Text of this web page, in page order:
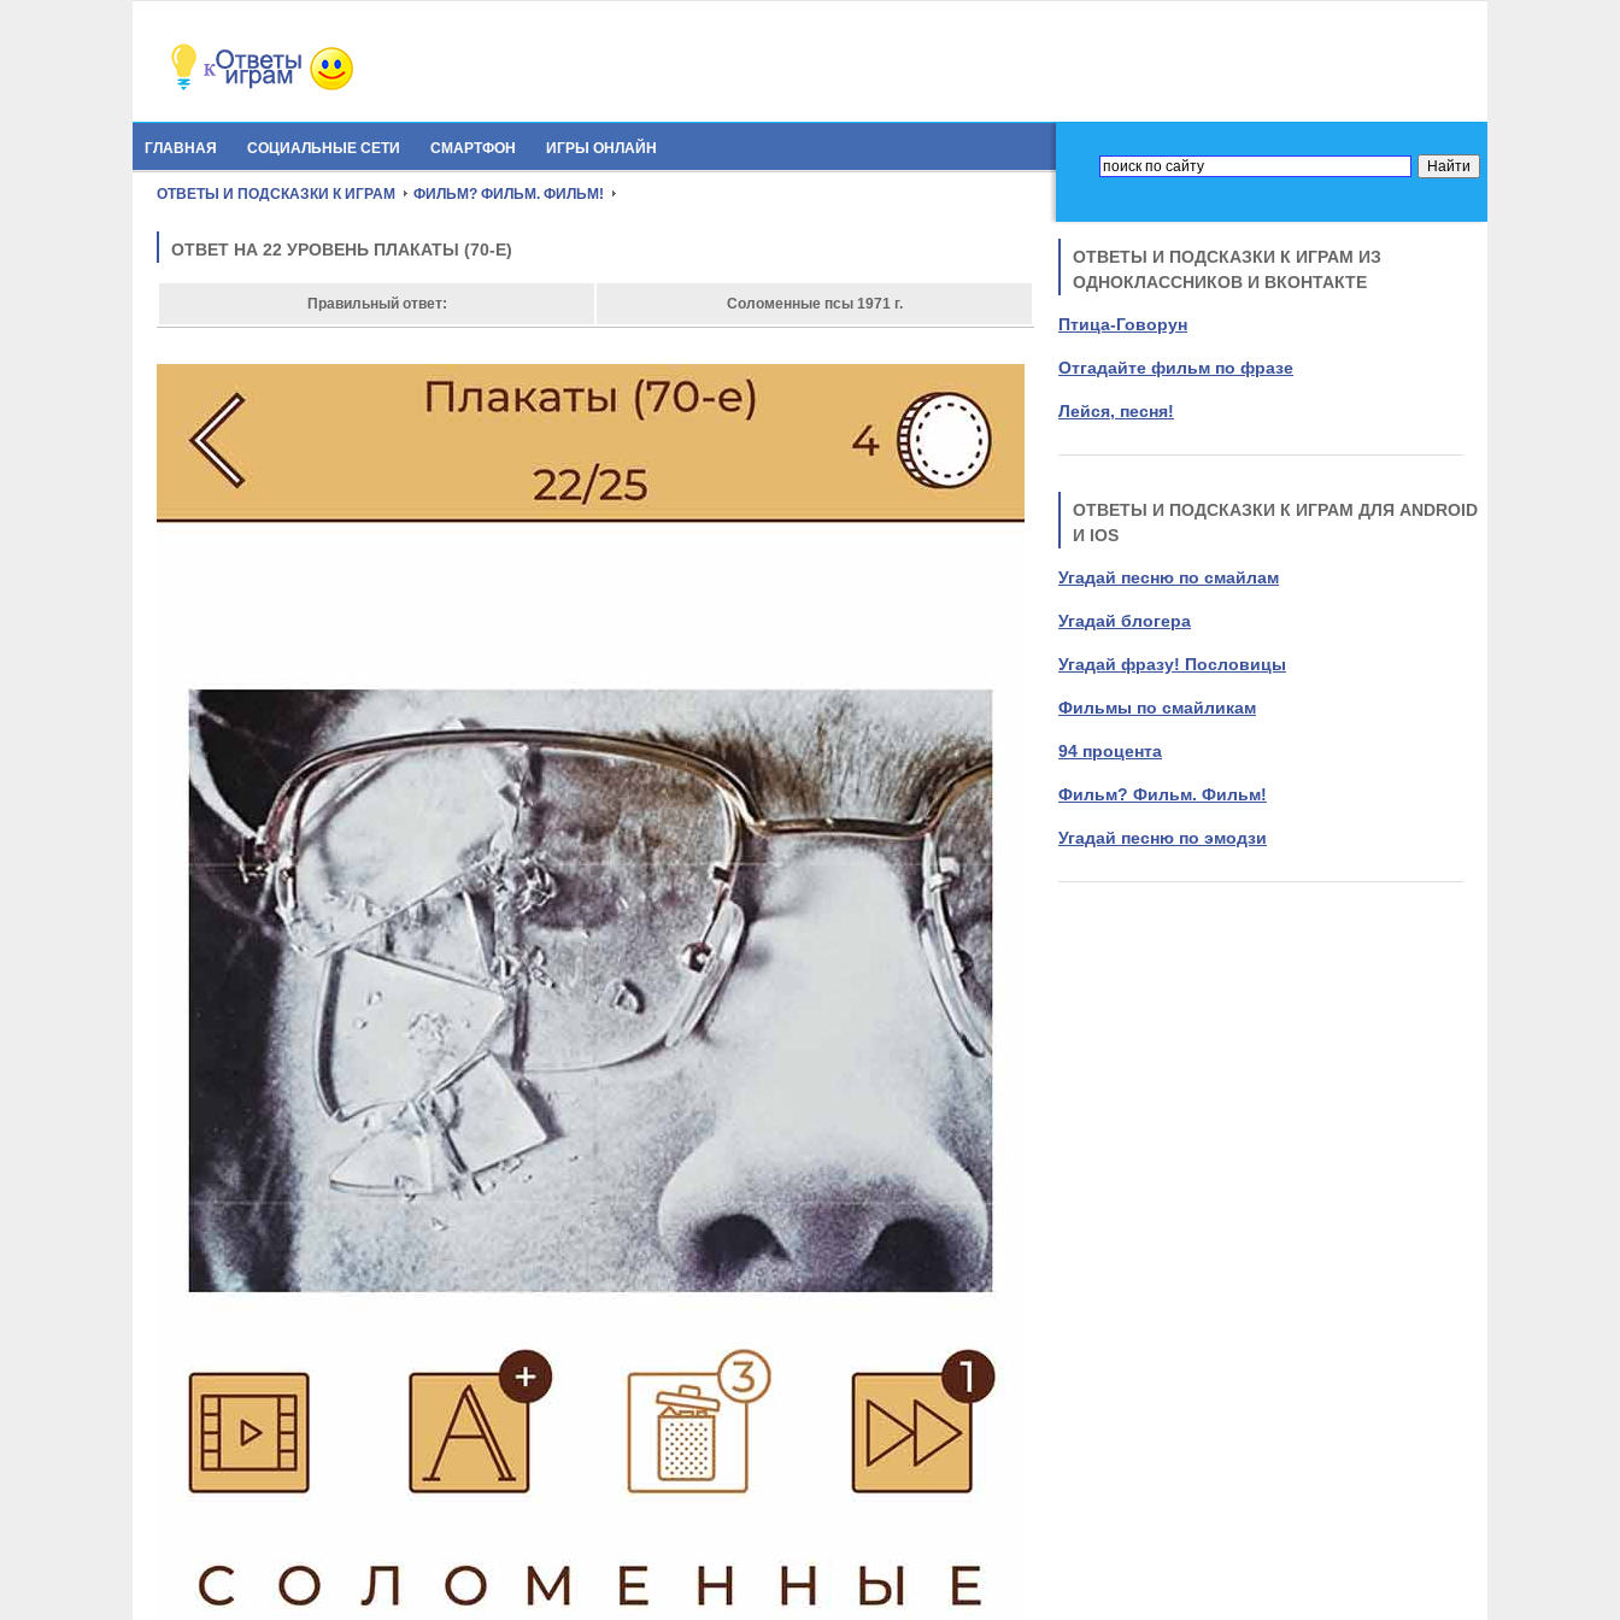
ГЛАВНАЯ СОЦИАЛЬНЫЕ СЕТИ СМАРТФОН ИГРЫ ОНЛАЙН
ОТВЕТЫ И ПОДСКАЗКИ К ИГРАМ ФИЛЬМ? ФИЛЬМ. ФИЛЬМ!
ОТВЕТ НА 22 УРОВЕНЬ ПЛАКАТЫ (70-Е)
Правильный ответ: Соломенные псы 1971 г.
ОТВЕТЫ И ПОДСКАЗКИ К ИГРАМ ИЗ
ОДНОКЛАССНИКОВ И ВКОНТАКТЕ
Птица-Говорун
Отгадайте фильм по фразе
Лейся, песня!
ОТВЕТЫ И ПОДСКАЗКИ К ИГРАМ ДЛЯ ANDROID
И IOS
Угадай песню по смайлам
Угадай блогера
Угадай фразу! Пословицы
Фильмы по смайликам
94 процента
Фильм? Фильм. Фильм!
Угадай песню по эмодзи